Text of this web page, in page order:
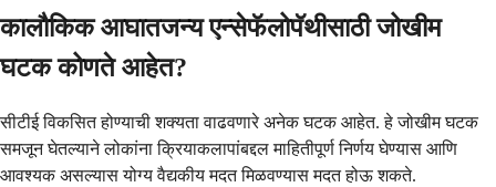
कालौकिक आघातजन्य एन्सेफॅलोपॅथीसाठी जोखीम
घटक कोणते आहेत?
सीटीई विकसित होण्याची शक्यता वाढवणारे अनेक घटक आहेत. हे जोखीम घटक
समजून घेतल्याने लोकांना क्रियाकलापांबद्दल माहितीपूर्ण निर्णय घेण्यास आणि
आवश्यक असल्यास योग्य वैद्यकीय मदत मिळवण्यास मदत होऊ शकते.